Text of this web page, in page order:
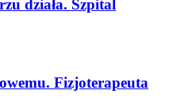
działa. Szpital
Fizjoterapeuta